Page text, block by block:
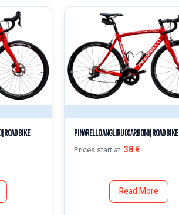
Bike Pinarello Angliru (Carbon) | Road Bike
Prices start at:38€
Read More